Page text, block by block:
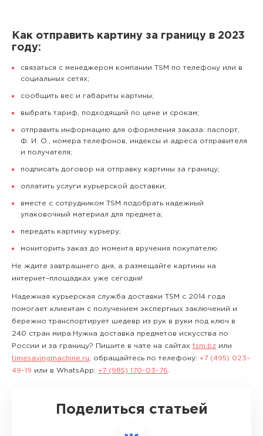
Как отправить картину за границу в 2023
году:
связаться с менеджером компании TSM по телефону или в
социальных сетях;
сообщить вес и габариты картины;
выбрать тариф, подходящий по цене и срокам;
отправить информацию для оформления заказа: паспорт,
Ф. И. О., номера телефонов, индексы и адреса отправителя
и получателя;
подписать договор на отправку картины за границу;
оплатить услуги курьерской доставки;
вместе с сотрудником TSM подобрать надежный
упаковочный материал для предмета;
передать картину курьеру;
мониторить заказ до момента вручения покупателю.
Не ждите завтрашнего дня, а размещайте картины на
интернет–площадках уже сегодня!
Надежная курьерская служба доставки TSM с 2014 года
помогает клиентам с получением экспертных заключений и
бережно транспортирует шедевр из рук в руки под ключ в
240 стран мира.Нужна доставка предметов искусства по
России и за границу? Пишите в чате на сайтах tsm.bz или
timesavingmachine.ru , обращайтесь по телефону: +7 (495) 023–
49–19 или в WhatsApp: +7 (985) 170–03–76
Поделиться статьей